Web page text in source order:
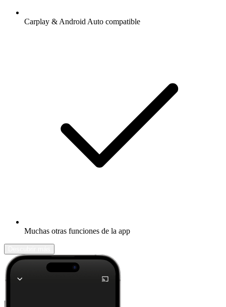
Carplay & Android Auto compatible
Muchas otras funciones de la app